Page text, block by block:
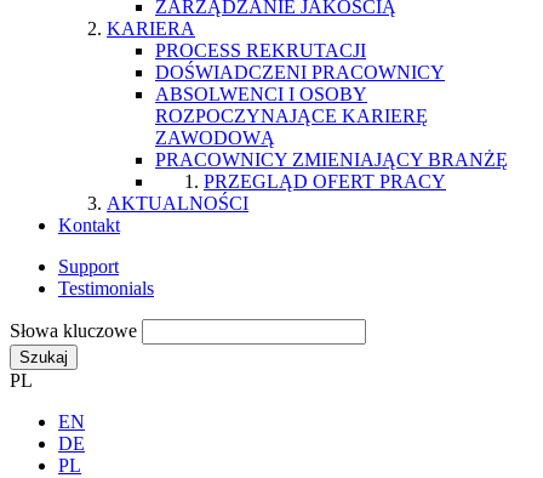
ZARZĄDZANIE JAKOŚCIĄ
KARIERA
PROCESS REKRUTACJI
DOŚWIADCZENI PRACOWNICY
ABSOLWENCI I OSOBY
ROZPOCZYNAJĄCE KARIERĘ
ZAWODOWĄ
PRACOWNICY ZMIENIAJĄCY BRANŻĘ
PRZEGLĄD OFERT PRACY
AKTUALNOŚCI
Kontakt
Support
Testimonials
Słowa kluczowe
Szukaj
PL
EN
DE
PL